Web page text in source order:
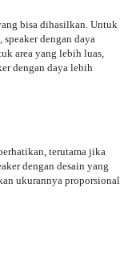
bisa dihasilkan. Untuk
dengan daya
area yang lebih luas,
dengan daya lebih
terutama jika
dengan desain yang
ukurannya proporsional